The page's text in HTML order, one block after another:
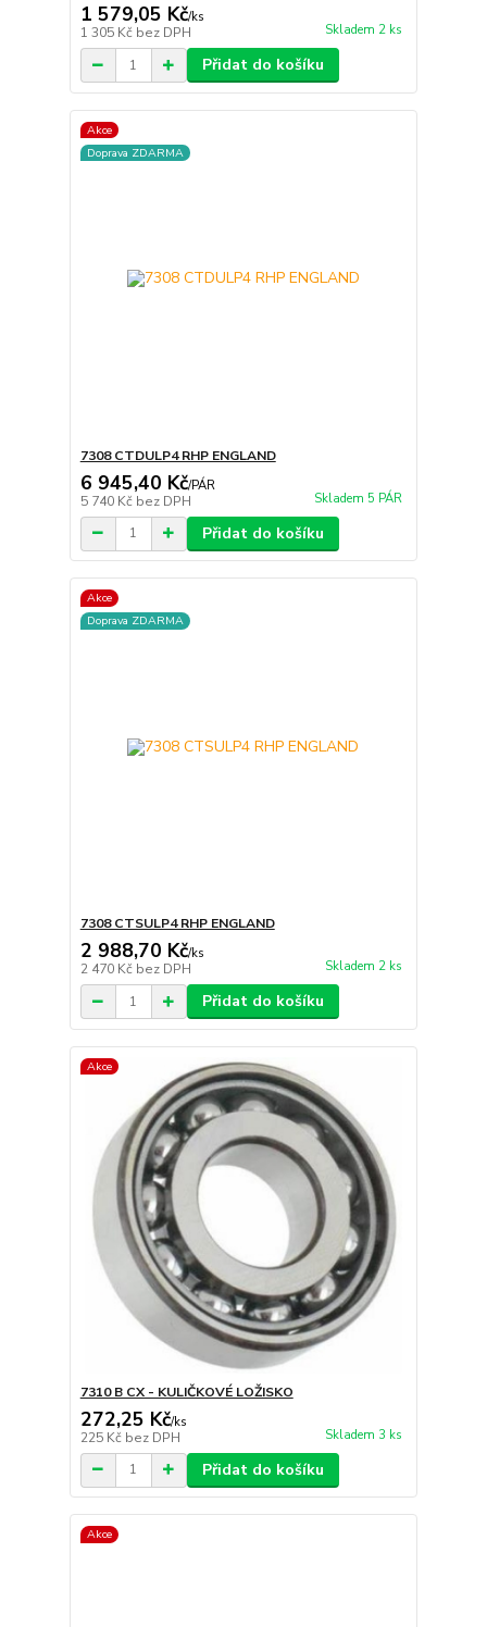
1 579,05 Kč/ks
1 305 Kč bez DPH Skladem 2 ks
Přidat do košíku
Akce
Doprava ZDARMA
7308 CTDULP4 RHP ENGLAND
6 945,40 Kč/PÁR
5 740 Kč bez DPH Skladem 5 PÁR
Přidat do košíku
Akce
Doprava ZDARMA
7308 CTSULP4 RHP ENGLAND
2 988,70 Kč/ks
2 470 Kč bez DPH Skladem 2 ks
Přidat do košíku
Akce
7310 B CX - KULIČKOVÉ LOŽISKO
272,25 Kč/ks
225 Kč bez DPH Skladem 3 ks
Přidat do košíku
Akce